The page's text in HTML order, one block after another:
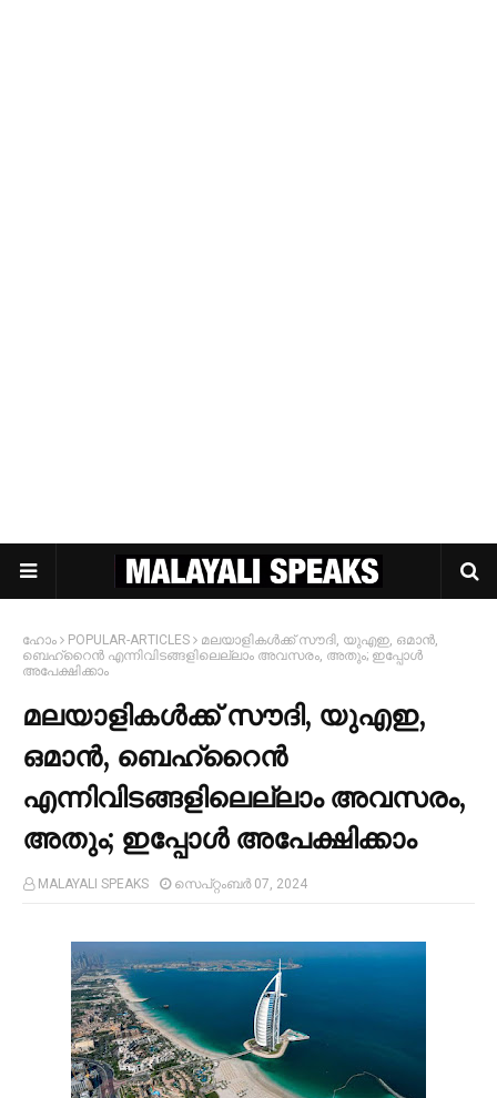
ഹോം POPULAR-ARTICLES
മലയാളികള്‍ക്ക് സൗദി, യുഎഇ, ഒമാൻ,
ബെഹ്റൈൻ എന്നിവിടങ്ങളിലെല്ലാം അവസരം, അതും; ഇപ്പോള്‍
അപേക്ഷിക്കാം
മലയാളികള്‍ക്ക് സൗദി, യുഎഇ,
ഒമാൻ, ബെഹ്റൈൻ
എന്നിവിടങ്ങളിലെല്ലാം അവസരം,
അതും; ഇപ്പോള്‍ അപേക്ഷിക്കാം
MALAYALI SPEAKS സെപ്റ്റംബർ 07, 2024